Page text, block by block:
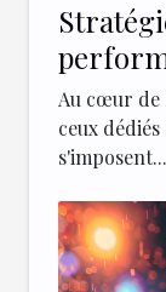
Au cœur de
ceux
s'imposent...